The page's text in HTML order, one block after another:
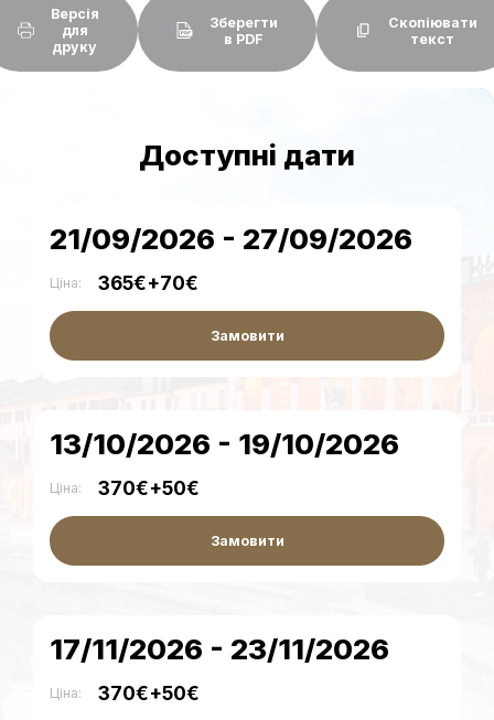
Версія
для
друку
Зберегти
в PDF
Скопіювати
текст
Доступні дати
21/09/2026 - 27/09/2026
Ціна: 365€+70€
Замовити
13/10/2026 - 19/10/2026
Ціна: 370€+50€
Замовити
17/11/2026 - 23/11/2026
Ціна: 370€+50€